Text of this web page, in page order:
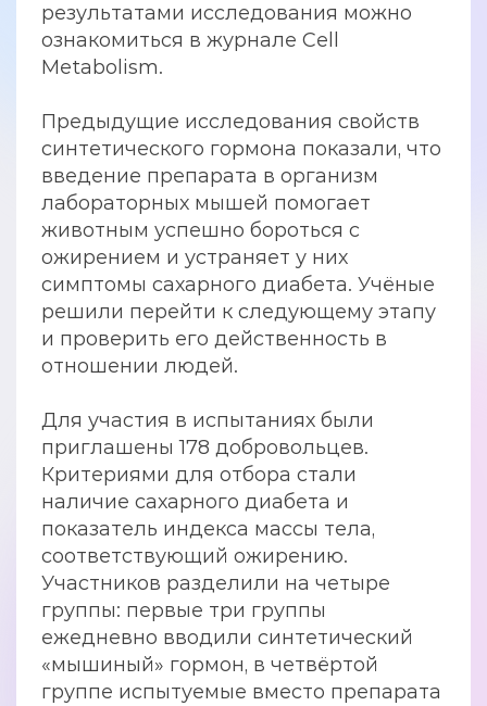
результатами исследования можно
ознакомиться в журнале Cell
Metabolism.
Предыдущие исследования свойств
синтетического гормона показали, что
введение препарата в организм
лабораторных мышей помогает
животным успешно бороться с
ожирением и устраняет у них
симптомы сахарного диабета. Учёные
решили перейти к следующему этапу
и проверить его действенность в
отношении людей.
Для участия в испытаниях были
приглашены 178 добровольцев.
Критериями для отбора стали
наличие сахарного диабета и
показатель индекса массы тела,
соответствующий ожирению.
Участников разделили на четыре
группы: первые три группы
ежедневно вводили синтетический
«мышиный» гормон, в четвёртой
группе испытуемые вместо препарата